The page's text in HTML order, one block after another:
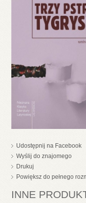
Udostępnij na Facebook
Wyślij do znajomego
Drukuj
Powiększ do pełnego
INNE